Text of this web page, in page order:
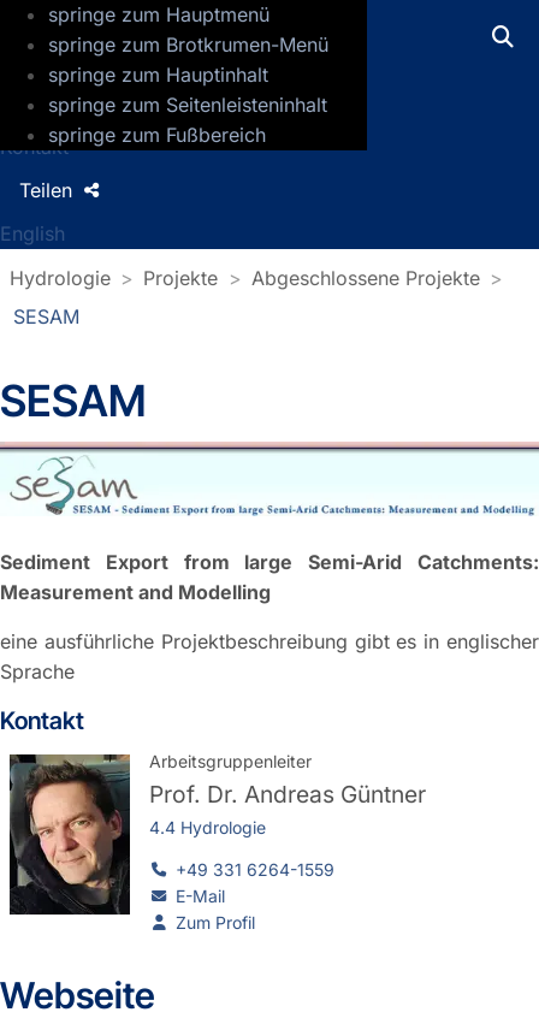
springe zum Hauptmenü
springe zum Brotkrumen-Menü
springe zum Hauptinhalt
springe zum Seitenleisteninhalt
springe zum Fußbereich
GFZ Helmholtz-Zentrum für
Presse
Jobs
Kontakt
English
Teilen
Hydrologie Projekte
Abgeschlossene Projekte
SESAM
SESAM
Sediment Export from large Semi-Arid Catchments:
Measurement and Modelling
eine ausführliche Projektbeschreibung gibt es in englischer
Sprache
Kontakt
Arbeitsgruppenleiter
Prof. Dr. Andreas Güntner
4.4 Hydrologie
+49 331 6264-1559
E-Mail
Zum Profil
Webseite